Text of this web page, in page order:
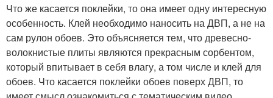
Что же касается поклейки, то она имеет одну интересную
особенность. Клей необходимо наносить на ДВП, а не на
сам рулон обоев. Это объясняется тем, что древесно-
волокнистые плиты являются прекрасным сорбентом,
который впитывает в себя влагу, а том числе и клей для
обоев. Что касается поклейки обоев поверх ДВП, то